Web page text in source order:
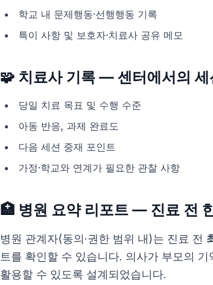
학교 내 문제행동·선행행동 기록
특이 사항 및 보호자·치료사 공유 메모
🧩 치료사 기록 — 센터에서의 세
당일 치료 목표 및 수행 수준
아동 반응, 과제 완료도
다음 세션 중재 포인트
가정·학교와 연계가 필요한 관찰 사항
🏥 병원 요약 리포트 — 진료 전
병원 관계자(동의·권한 범위 내)는 진료 전
트를 확인할 수 있습니다. 의사가 부모의
활용할 수 있도록 설계되었습니다.